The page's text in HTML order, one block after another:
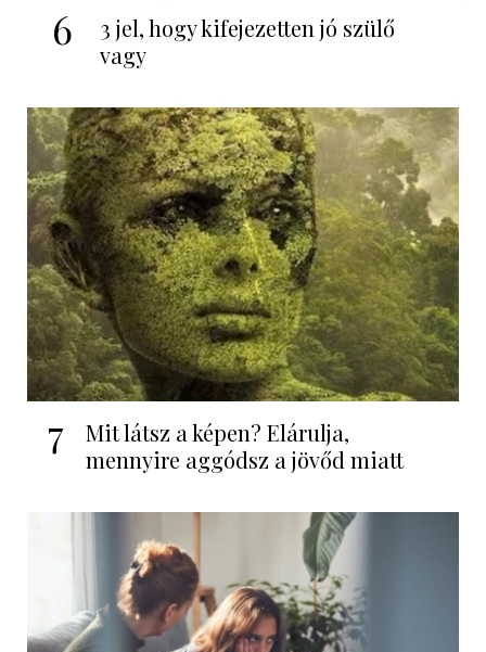
6
3 jel, hogy kifejezetten jó szülő
vagy
7
Mit látsz a képen? Elárulja,
mennyire aggódsz a jövőd miatt